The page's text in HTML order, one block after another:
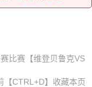
VS希尔特鲁普
VS希尔特鲁普
比赛【维登贝鲁克VS
CTRL+D】收藏本页